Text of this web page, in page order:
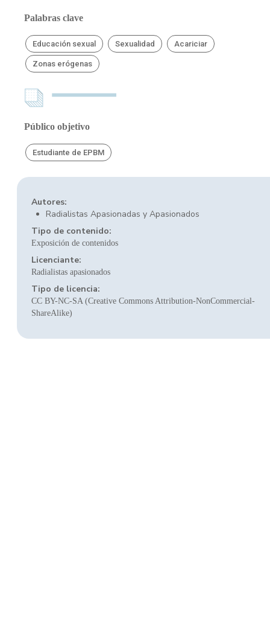
Palabras clave
Educación sexual Sexualidad Acariciar
Zonas erógenas
Público objetivo
Estudiante de EPBM
Autores:
Radialistas Apasionadas y Apasionados
Tipo de contenido:
Exposición de contenidos
Licenciante:
Radialistas apasionados
Tipo de licencia:
CC BY-NC-SA (Creative Commons Attribution-NonCommercial-
ShareAlike)